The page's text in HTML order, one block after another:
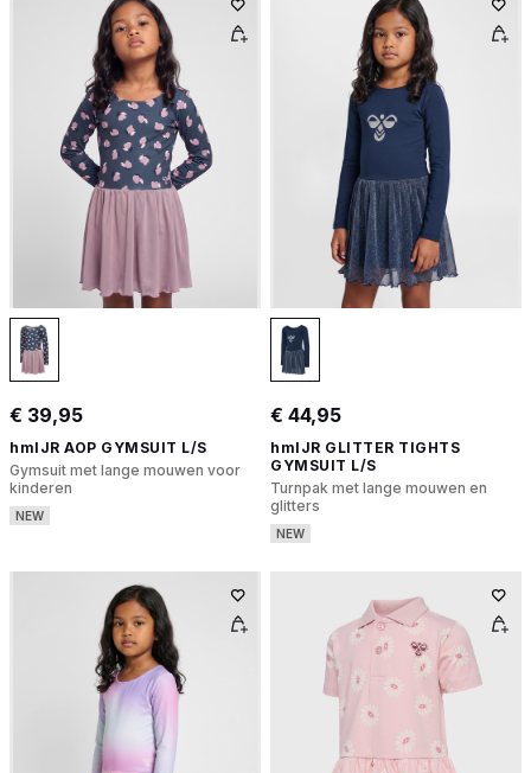
€ 39,95
hmlJR AOP GYMSUIT L/S
Gymsuit met lange mouwen voor
kinderen
NEW
€ 44,95
hmlJR GLITTER TIGHTS
GYMSUIT L/S
Turnpak met lange mouwen en
glitters
NEW